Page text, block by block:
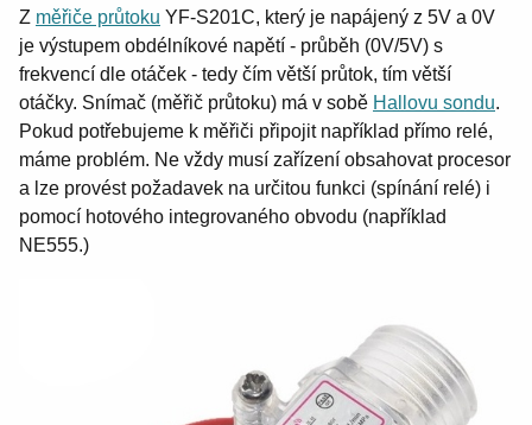
Z měřiče průtoku YF-S201C, který je napájený z 5V a 0V
je výstupem obdélníkové napětí - průběh (0V/5V) s
frekvencí dle otáček - tedy čím větší průtok, tím větší
otáčky. Snímač (měřič průtoku) má v sobě Hallovu sondu.
Pokud potřebujeme k měřiči připojit například přímo relé,
máme problém. Ne vždy musí zařízení obsahovat procesor
a lze provést požadavek na určitou funkci (spínání relé) i
pomocí hotového integrovaného obvodu (například
NE555.)